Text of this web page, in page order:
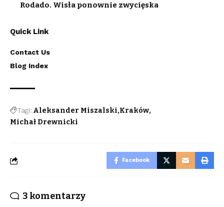
Rodado. Wisła ponownie zwycięska
Quick Link
Contact Us
Blog Index
Tagi: Aleksander Miszalski Kraków
Michał Drewnicki
Facebook
3 komentarzy